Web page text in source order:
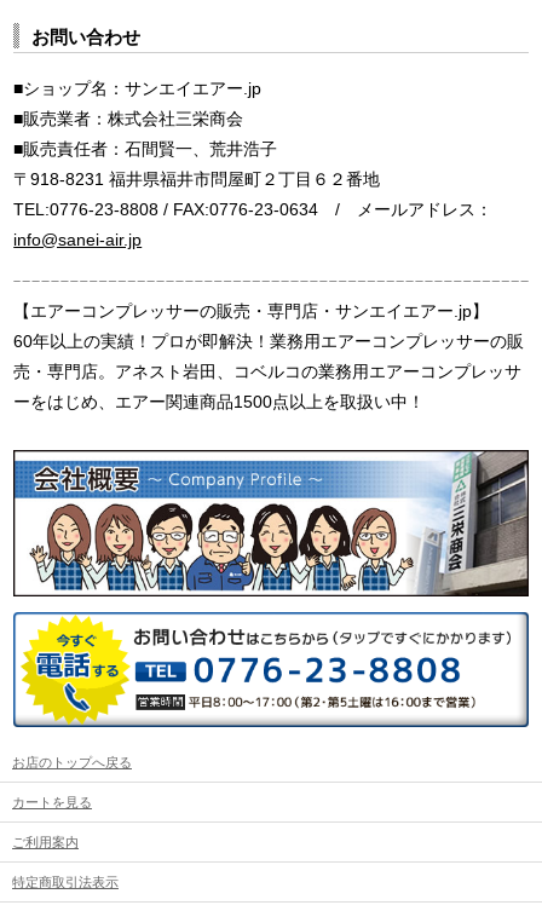
お問い合わせ
■ショップ名：サンエイエアー.jp
■販売業者：株式会社三栄商会
■販売責任者：石間賢一、荒井浩子
〒918-8231 福井県福井市問屋町２丁目６２番地
TEL:0776-23-8808 / FAX:0776-23-0634 / メールアドレス：
info@sanei-air.jp
【エアーコンプレッサーの販売・専門店・サンエイエアー.jp】
60年以上の実績！プロが即解決！業務用エアーコンプレッサーの販
売・専門店。アネスト岩田、コベルコの業務用エアーコンプレッサ
ーをはじめ、エアー関連商品1500点以上を取扱い中！
お店のトップへ戻る
カートを見る
ご利用案内
特定商取引法表示